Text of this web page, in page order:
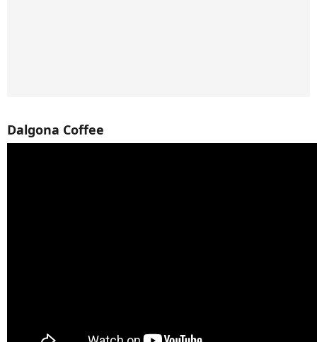
Dalgona Coffee